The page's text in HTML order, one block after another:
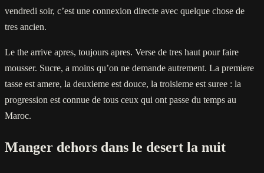
vendredi soir, c’est une connexion directe avec quelque chose de
tres ancien.
Le the arrive apres, toujours apres. Verse de tres haut pour faire
mousser. Sucre, a moins qu’on ne demande autrement. La premiere
tasse est amere, la deuxieme est douce, la troisieme est suree : la
progression est connue de tous ceux qui ont passe du temps au
Maroc.
Manger dehors dans le desert la nuit